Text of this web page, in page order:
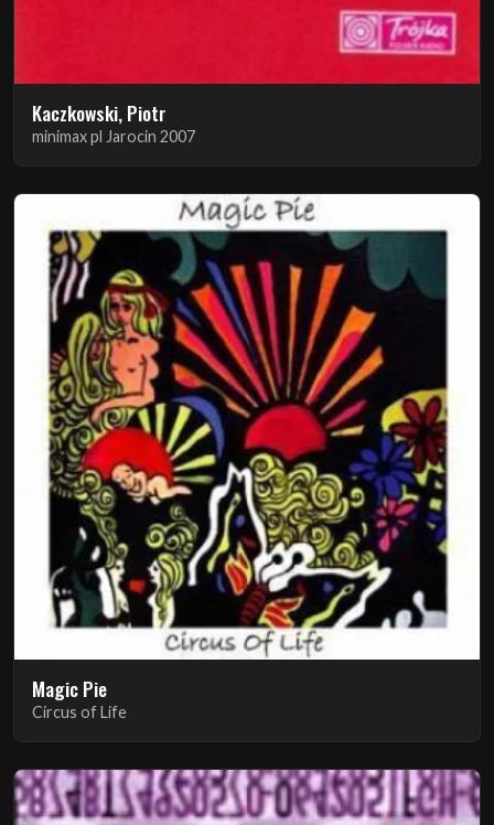
Kaczkowski, Piotr
minimax pl Jarocin 2007
Magic Pie
Circus of Life